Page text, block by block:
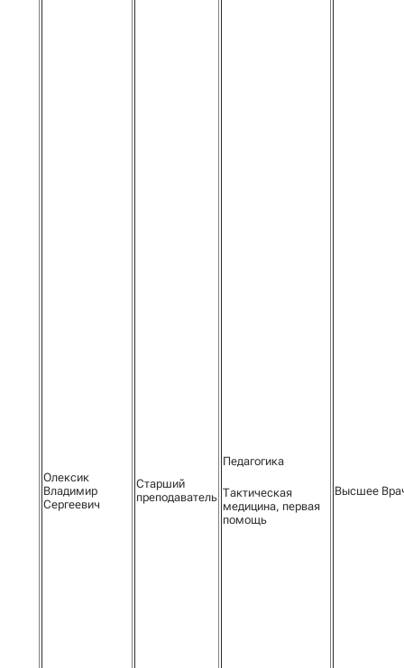
Олексик
Владимир
Сергеевич
Старший
преподаватель
Педагогика
Тактическая
медицина, первая
помощь
Высшее